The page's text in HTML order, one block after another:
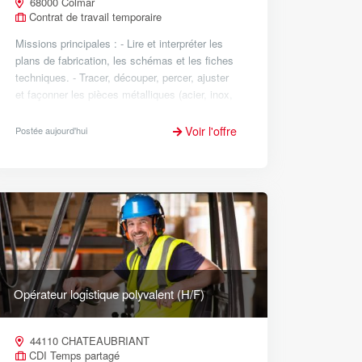
Contrat de travail temporaire
Missions principales : - Lire et interpréter les
plans de fabrication, les schémas et les fiches
techniques. - Tracer, découper, percer, ajuster
et façonner les pièces métalliques (acier, inox,
Postée aujourd'hui Voir l'offre
Opérateur logistique polyvalent (H/F)
44110 CHATEAUBRIANT
CDI Temps partagé